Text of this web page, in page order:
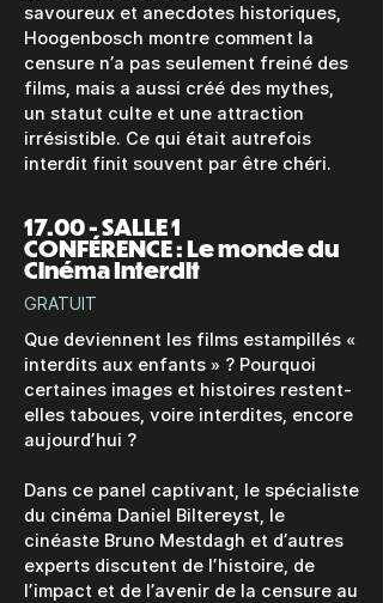
savoureux et anecdotes historiques,
Hoogenbosch montre comment la
censure n’a pas seulement freiné des
films, mais a aussi créé des mythes,
un statut culte et une attraction
irrésistible. Ce qui était autrefois
interdit finit souvent par être chéri.
17.00 - SALLE 1
CONFÉRENCE : Le monde du
Cinéma Interdit
GRATUIT
Que deviennent les films estampillés «
interdits aux enfants » ? Pourquoi
certaines images et histoires restent-
elles taboues, voire interdites, encore
aujourd’hui ?
Dans ce panel captivant, le spécialiste
du cinéma Daniel Biltereyst, le
cinéaste Bruno Mestdagh et d’autres
experts discutent de l’histoire, de
l’impact et de l’avenir de la censure au